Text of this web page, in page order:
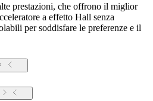
prestazioni, che offrono il miglior
a effetto Hall senza
per soddisfare le preferenze e il